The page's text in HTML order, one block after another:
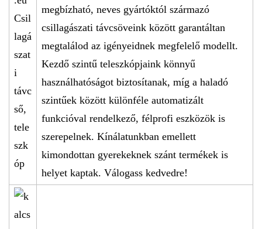
megbízható, neves gyártóktól származó
csillagászati távcsöveink között garantáltan
megtalálod az igényeidnek megfelelő modellt.
Kezdő szintű teleszkópjaink könnyű
használhatóságot biztosítanak, míg a haladó
szintűek között különféle automatizált
funkcióval rendelkező, félprofi eszközök is
szerepelnek. Kínálatunkban emellett
kimondottan gyerekeknek szánt termékek is
helyet kaptak. Válogass kedvedre!